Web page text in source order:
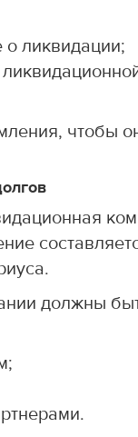
о ликвидации;
чтобы
должны